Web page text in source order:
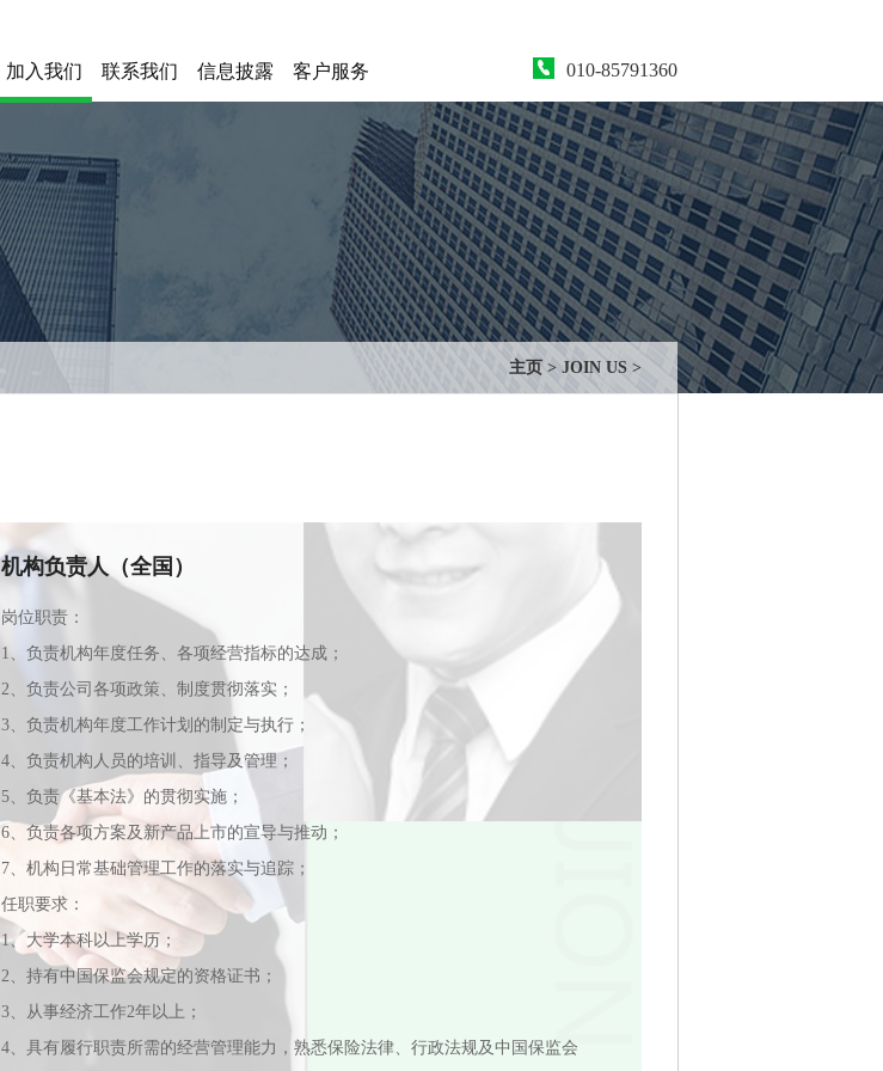
加入我们 联系我们 信息披露 客户服务 010-85791360
主页 > JOIN US >
机构负责人（全国）
岗位职责：
1、负责机构年度任务、各项经营指标的达成；
2、负责公司各项政策、制度贯彻落实；
3、负责机构年度工作计划的制定与执行；
4、负责机构人员的培训、指导及管理；
5、负责《基本法》的贯彻实施；
6、负责各项方案及新产品上市的宣导与推动；
7、机构日常基础管理工作的落实与追踪；
任职要求：
1、大学本科以上学历；
2、持有中国保监会规定的资格证书；
3、从事经济工作2年以上；
4、具有履行职责所需的经营管理能力，熟悉保险法律、行政法规及中国保监会